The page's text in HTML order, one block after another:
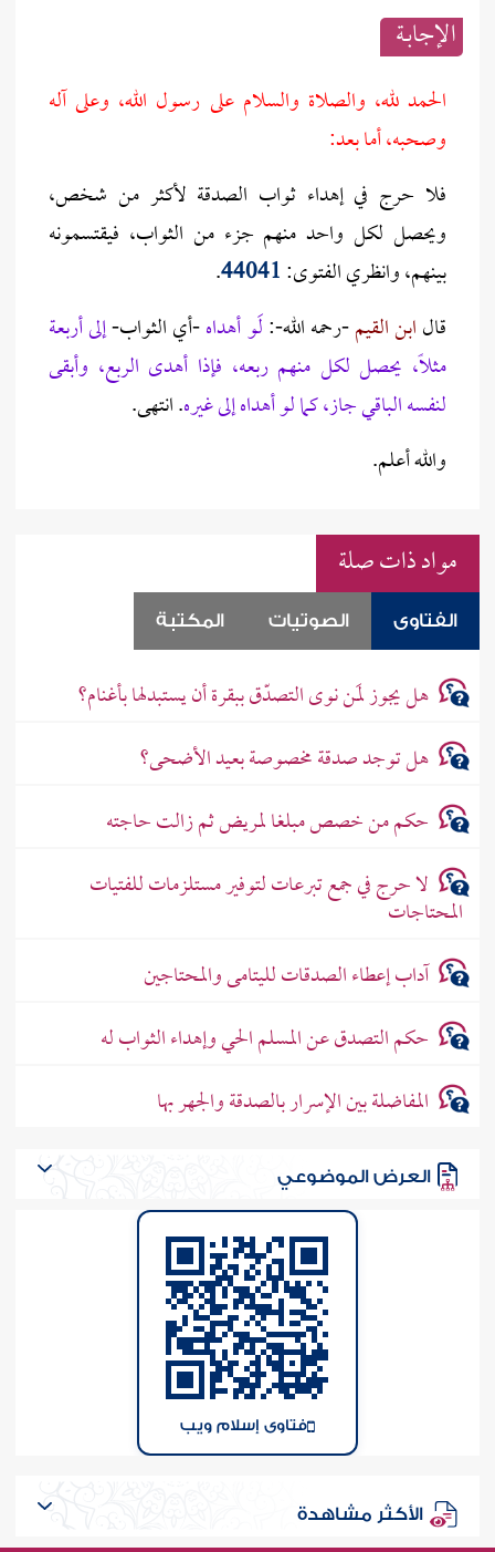
الإجابــة
الحمد لله، والصلاة والسلام على رسول الله، وعلى آله
وصحبه، أما بعد:
فلا حرج في إهداء ثواب الصدقة لأكثر من شخص،
ويحصل لكل واحد منهم جزء من الثواب، فيقتسمونه
بينهم، وانظري الفتوى:44041
.
قالابن القيم-رحمه الله-:لَو أهداه-أي الثواب-إلى أربعة
مثلاً، يحصل لكل منهم ربعه، فإذا أهدى الربع، وأبقى
لنفسه الباقي جاز، كما لو أهداه إلى غيره. انتهى.
والله أعلم.
مواد ذات صلة
الفتاوى الصوتيات المكتبة
هل يجوز لمَن نوى التصدّق ببقرة أن يستبدلها بأغنام؟
هل توجد صدقة مخصوصة بعيد الأضحى؟
حكم من خصص مبلغا لمريض ثم زالت حاجته
لا حرج في جمع تبرعات لتوفير مستلزمات للفتيات
المحتاجات
آداب إعطاء الصدقات لليتامى والمحتاجين
حكم التصدق عن المسلم الحي وإهداء الثواب له
المفاضلة بين الإسرار بالصدقة والجهر بها
العرض الموضوعي
فتاوى إسلام ويب
الأكثر مشاهدة